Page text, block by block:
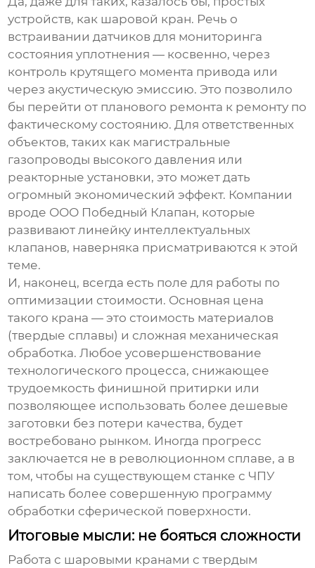
устройств, как шаровой кран. Речь о
встраивании датчиков для мониторинга
состояния уплотнения — косвенно, через
контроль крутящего момента привода или
через акустическую эмиссию. Это позволило
бы перейти от планового ремонта к ремонту по
фактическому состоянию. Для ответственных
объектов, таких как магистральные
газопроводы высокого давления или
реакторные установки, это может дать
огромный экономический эффект. Компании
вроде ООО Победный Клапан, которые
развивают линейку интеллектуальных
клапанов, наверняка присматриваются к этой
теме.
И, наконец, всегда есть поле для работы по
оптимизации стоимости. Основная цена
такого крана — это стоимость материалов
(твердые сплавы) и сложная механическая
обработка. Любое усовершенствование
технологического процесса, снижающее
трудоемкость финишной притирки или
позволяющее использовать более дешевые
заготовки без потери качества, будет
востребовано рынком. Иногда прогресс
заключается не в революционном сплаве, а в
том, чтобы на существующем станке с ЧПУ
написать более совершенную программу
обработки сферической поверхности.
Итоговые мысли: не бояться сложности
Работа с шаровыми кранами с твердым